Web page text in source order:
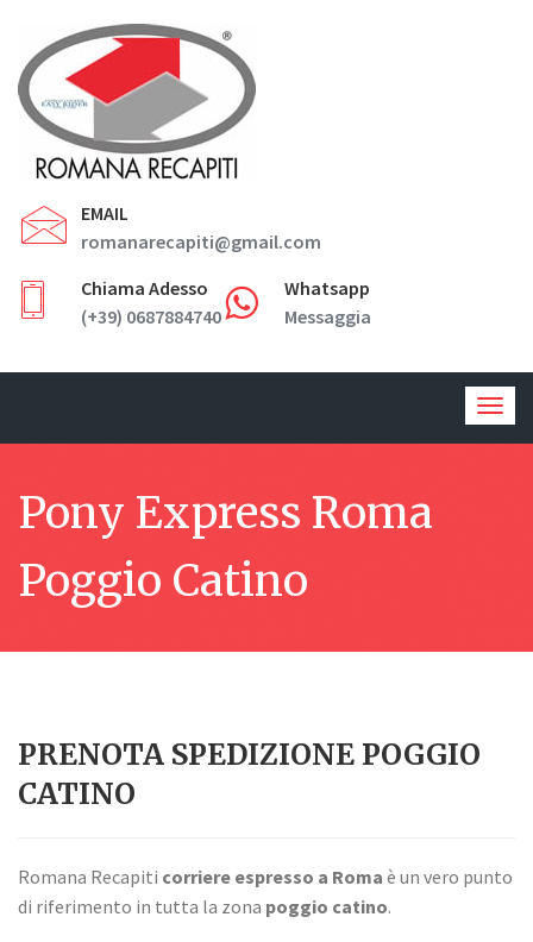
EMAIL
romanarecapiti@gmail.com
Chiama Adesso
(+39) 0687884740
Whatsapp
Messaggia
Pony Express Roma
Poggio Catino
PRENOTA SPEDIZIONE POGGIO
CATINO
Romana Recapiti corriere espresso a Roma è un vero punto
di riferimento in tutta la zona poggio catino.